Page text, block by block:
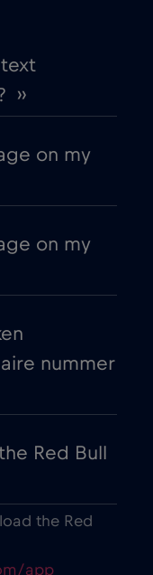
››
on my
on my
nummer
Red Bull
the Red
app